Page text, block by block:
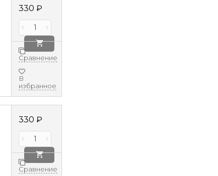
330 ₽
Сравнение
В
избранное
330 ₽
Сравнение